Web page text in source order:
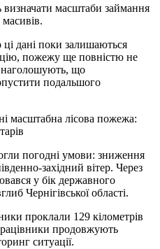
визначати масштаби займання
ці дані поки залишаються
пожежу ще повністю не
наголошують, що
подальшого
масштабна лісова пожежа:
погодні умови: зниження
західний вітер. Через
у бік державного
Чернігівської області.
проклали 129 кілометрів
продовжують
ситуації.